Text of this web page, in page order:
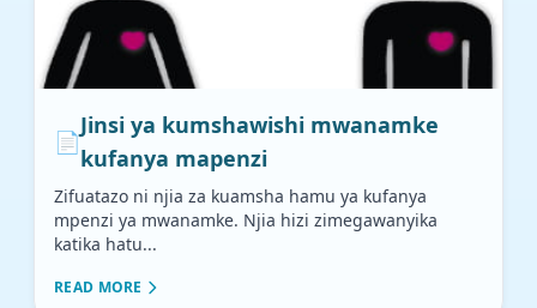
📄
Jinsi ya kumshawishi mwanamke
kufanya mapenzi
Zifuatazo ni njia za kuamsha hamu ya kufanya
mpenzi ya mwanamke. Njia hizi zimegawanyika
katika hatu...
READ MORE